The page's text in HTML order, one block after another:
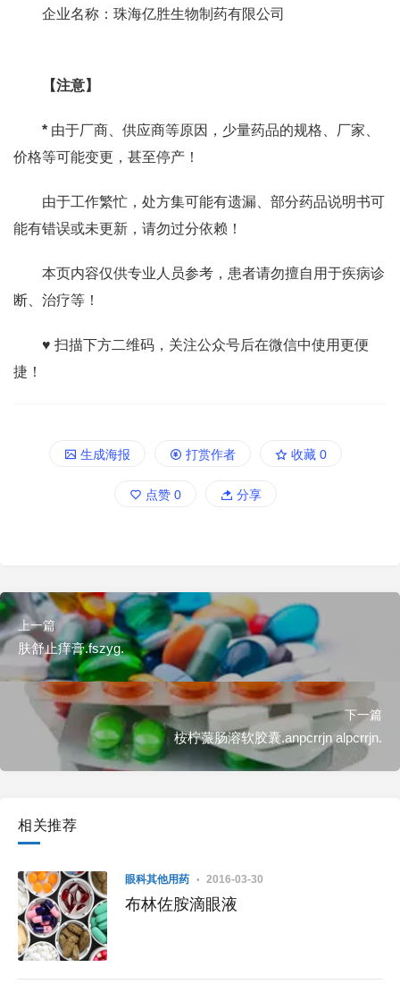
企业名称：珠海亿胜生物制药有限公司
【注意】
* 由于厂商、供应商等原因，少量药品的规格、厂家、
价格等可能变更，甚至停产！
由于工作繁忙，处方集可能有遗漏、部分药品说明书可
能有错误或未更新，请勿过分依赖！
本页内容仅供专业人员参考，患者请勿擅自用于疾病诊
断、治疗等！
♥ 扫描下方二维码，关注公众号后在微信中使用更便
捷！
生成海报 打赏作者 收藏 0
点赞 0 分享
上一篇
肤舒止痒膏.fszyg.
下一篇
桉柠蒎肠溶软胶囊.anpcrrjn alpcrrjn.
相关推荐
眼科其他用药 2016-03-30
布林佐胺滴眼液